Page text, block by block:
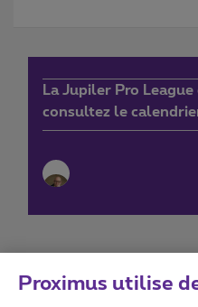
La Jupiler Pro
consultez le
Proximus utilise